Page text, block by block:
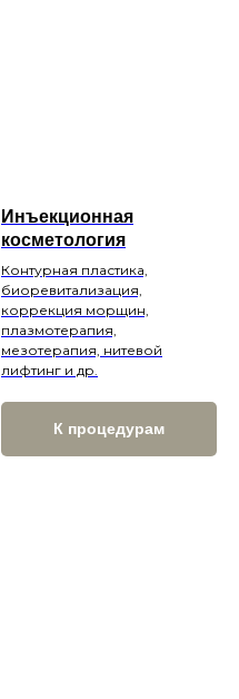
Инъекционная
косметология
Контурная пластика,
биоревитализация,
коррекция морщин,
плазмотерапия,
мезотерапия, нитевой
лифтинг и др.
К процедурам